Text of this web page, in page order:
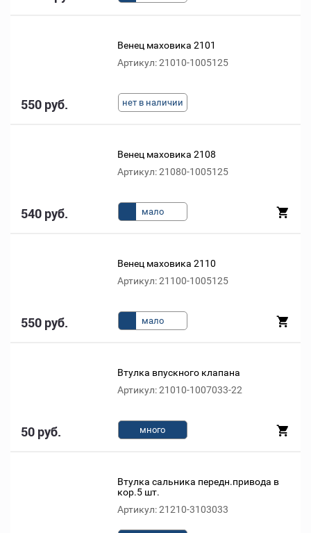
Венец маховика 2101
Артикул: 21010-1005125
550 руб. нет в наличии
Венец маховика 2108
Артикул: 21080-1005125
540 руб. мало
Венец маховика 2110
Артикул: 21100-1005125
550 руб. мало
Втулка впускного клапана
Артикул: 21010-1007033-22
50 руб. много
Втулка сальника передн.привода в
кор.5 шт.
Артикул: 21210-3103033